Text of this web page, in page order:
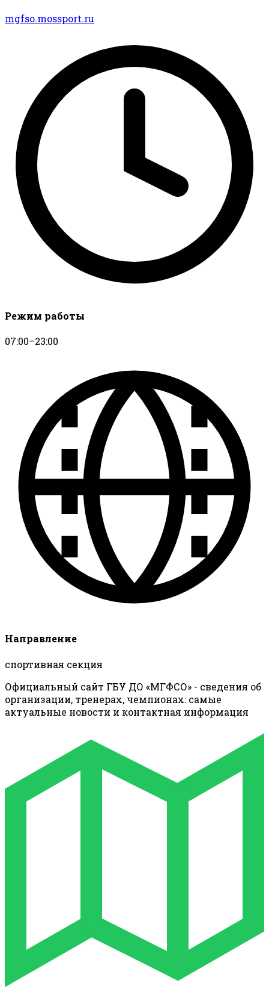
mgfso.mossport.ru
Режим работы
07:00–23:00
Направление
спортивная секция
Официальный сайт ГБУ ДО «МГФСО» - сведения об
организации, тренерах, чемпионах: самые
актуальные новости и контактная информация